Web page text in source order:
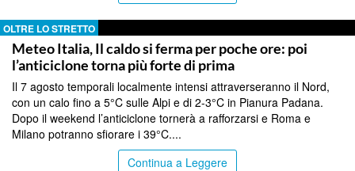
OLTRE LO STRETTO
Meteo Italia, Il caldo si ferma per poche ore: poi
l’anticiclone torna più forte di prima
Il 7 agosto temporali localmente intensi attraverseranno il Nord,
con un calo fino a 5°C sulle Alpi e di 2-3°C in Pianura Padana.
Dopo il weekend l’anticiclone tornerà a rafforzarsi e Roma e
Milano potranno sfiorare i 39°C....
Continua a Leggere